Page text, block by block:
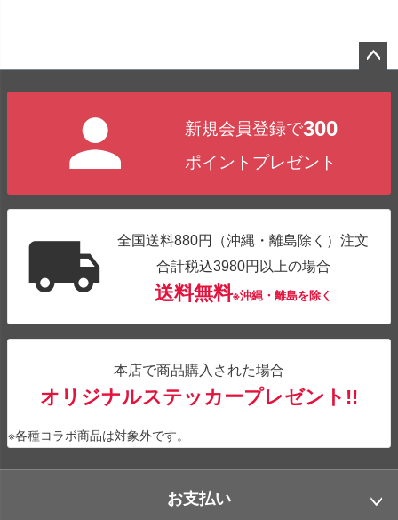
新規会員登録で300
ポイントプレゼント
全国送料880円（沖縄・離島除く）注文
合計税込3980円以上の場合
送料無料※沖縄・離島を除く
本店で商品購入された場合
オリジナルステッカープレゼント!!
※各種コラボ商品は対象外です。
お支払い